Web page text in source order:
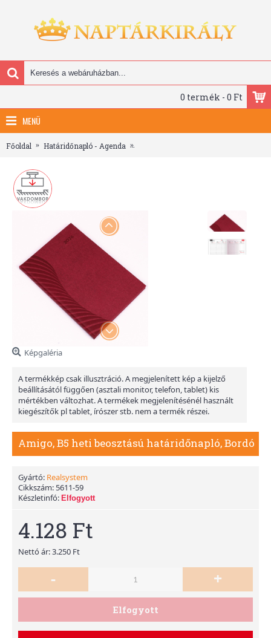
0 termék - 0 Ft
MENÜ
Főoldal Határidőnapló - Agenda
Képgaléria
A termékkép csak illusztráció. A megjelenített kép a kijelző
beállításától függően (asztali monitor, telefon, tablet) kis
mértékben változhat. A termékek megjelenítésénél használt
kiegészítők pl tablet, írószer stb. nem a termék részei.
Amigo, B5 heti beosztású határidőnapló, Bordó
Gyártó: Realsystem
Cikkszám: 5611-59
Készletinfó: Elfogyott
4.128 Ft
Nettó ár: 3.250 Ft
- +
Elfogyott